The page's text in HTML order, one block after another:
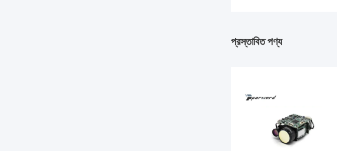
প্রস্তাবিত পণ্য